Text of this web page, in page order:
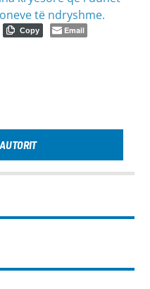
të ndryshme.
Copy Email